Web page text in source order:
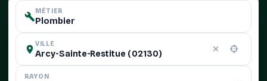
MÉTIER
VILLE
RAYON